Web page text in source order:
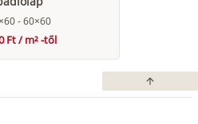
- 60×60
Ft / m² -től
arrow_upward